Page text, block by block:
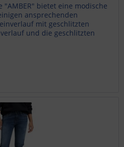
"AMBER" bietet eine modische
ansprechenden
mit geschlitzten
und die geschlitzten